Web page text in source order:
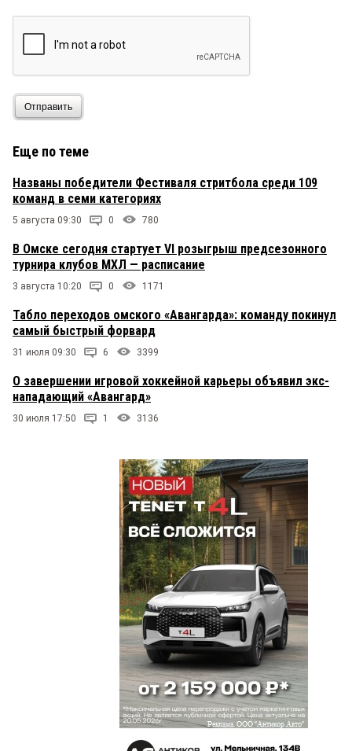
Отправить
Еще по теме
Названы победители Фестиваля стритбола среди 109
команд в семи категориях
5 августа 09:30 0 780
В Омске сегодня стартует VI розыгрыш предсезонного
турнира клубов МХЛ — расписание
3 августа 10:20 0 1171
Табло переходов омского «Авангарда»: команду покинул
самый быстрый форвард
31 июля 09:30 6 3399
О завершении игровой хоккейной карьеры объявил экс-
нападающий «Авангард»
30 июля 17:50 1 3136